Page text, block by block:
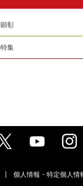
彰
集
個人情報・特定個人情